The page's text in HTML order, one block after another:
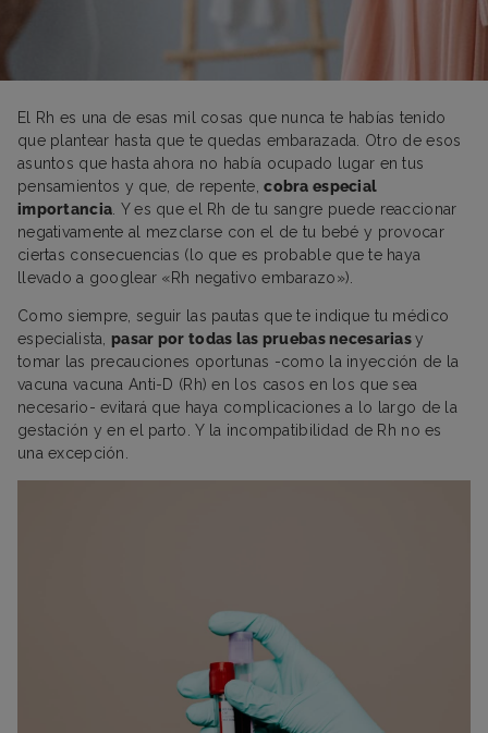
El Rh es una de esas mil cosas que nunca te habías tenido
que plantear hasta que te quedas embarazada. Otro de esos
asuntos que hasta ahora no había ocupado lugar en tus
pensamientos y que, de repente,cobra especial
importancia . Y es que el Rh de tu sangre puede reaccionar
negativamente al mezclarse con el de tu bebé y provocar
ciertas consecuencias (lo que es probable que te haya
llevado a googlear «Rh negativo embarazo»).
Como siempre, seguir las pautas que te indique tu médico
especialista,pasar por todas las pruebas necesariasy
tomar las precauciones oportunas -como la inyección de la
vacuna vacuna Anti-D (Rh) en los casos en los que sea
necesario- evitará que haya complicaciones a lo largo de la
gestación y en el parto. Y la incompatibilidad de Rh no es
una excepción.